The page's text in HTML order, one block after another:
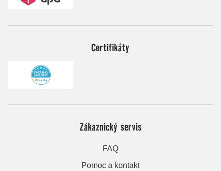
Certifikáty
Zákaznický servis
FAQ
Pomoc a kontakt